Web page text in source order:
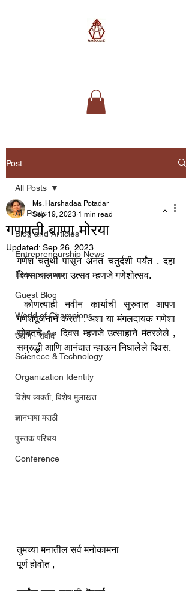
Post
All Posts
Blog and Articles
Entrepreneurship News
Entrepreneur
Guest Blog
World of Champions
उद्योग - संवाद
Scienece & Technology
Organization Identity
विशेष व्यक्ती, विशेष मुलाखत
ज्ञानभाषा मराठी
पुस्तक परिचय
Conference
All Posts
गणपती बाप्पा मोरया
Ms. Harshadaa Potadar
Sep 19, 2023 1 min read
Updated: Sep 26, 2023
गणेश चतुर्थी पासून अनंत चतुर्दशी पर्यंत , दहा
दिवस चालणारा उत्सव म्हणजे गणेशोत्सव.
कोणत्याही नवीन कार्याची सुरुवात आपण
गणेशपूजनाने करतो . अशा या मंगलदायक गणेशा
सोबतचे १० दिवस म्हणजे उत्साहाने मंतरलेले ,
सम्रुद्धी आणि आनंदात न्हाऊन निघालेले दिवस.
तुमच्या मनातील सर्व मनोकामना
पूर्ण होवोत ,